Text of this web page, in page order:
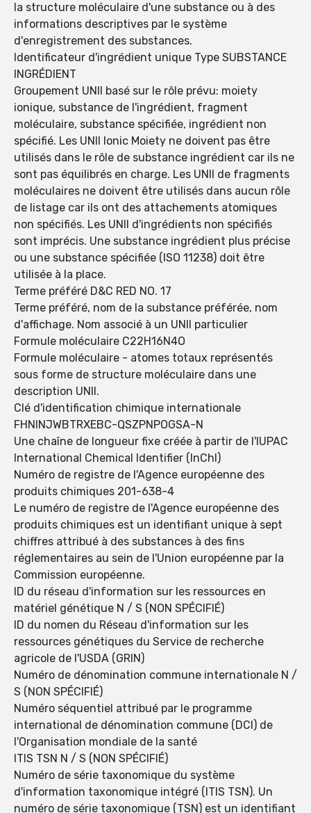
la structure moléculaire d'une substance ou à des
informations descriptives par le système
d'enregistrement des substances.
Identificateur d'ingrédient unique Type SUBSTANCE
INGRÉDIENT
Groupement UNII basé sur le rôle prévu: moiety
ionique, substance de l'ingrédient, fragment
moléculaire, substance spécifiée, ingrédient non
spécifié. Les UNII Ionic Moiety ne doivent pas être
utilisés dans le rôle de substance ingrédient car ils ne
sont pas équilibrés en charge. Les UNII de fragments
moléculaires ne doivent être utilisés dans aucun rôle
de listage car ils ont des attachements atomiques
non spécifiés. Les UNII d'ingrédients non spécifiés
sont imprécis. Une substance ingrédient plus précise
ou une substance spécifiée (ISO 11238) doit être
utilisée à la place.
Terme préféré D&C RED NO. 17
Terme préféré, nom de la substance préférée, nom
d'affichage. Nom associé à un UNII particulier
Formule moléculaire C22H16N4O
Formule moléculaire - atomes totaux représentés
sous forme de structure moléculaire dans une
description UNII.
Clé d'identification chimique internationale
FHNINJWBTRXEBC-QSZPNPOGSA-N
Une chaîne de longueur fixe créée à partir de l'IUPAC
International Chemical Identifier (InChI)
Numéro de registre de l'Agence européenne des
produits chimiques 201-638-4
Le numéro de registre de l'Agence européenne des
produits chimiques est un identifiant unique à sept
chiffres attribué à des substances à des fins
réglementaires au sein de l'Union européenne par la
Commission européenne.
ID du réseau d'information sur les ressources en
matériel génétique N / S (NON SPÉCIFIÉ)
ID du nomen du Réseau d'information sur les
ressources génétiques du Service de recherche
agricole de l'USDA (GRIN)
Numéro de dénomination commune internationale N /
S (NON SPÉCIFIÉ)
Numéro séquentiel attribué par le programme
international de dénomination commune (DCI) de
l'Organisation mondiale de la santé
ITIS TSN N / S (NON SPÉCIFIÉ)
Numéro de série taxonomique du système
d'information taxonomique intégré (ITIS TSN). Un
numéro de série taxonomique (TSN) est un identifiant